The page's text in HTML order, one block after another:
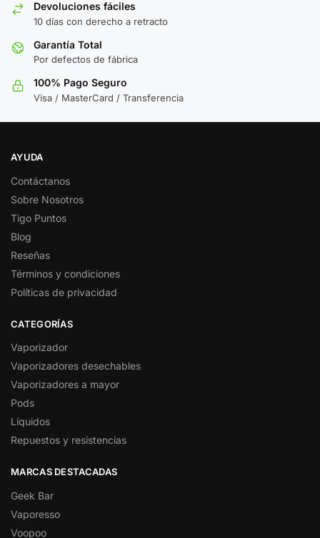
Devoluciones fáciles
10 días con derecho a retracto
Garantía Total
Por defectos de fábrica
100% Pago Seguro
Visa / MasterCard / Transferencia
AYUDA
Contáctanos
Sobre Nosotros
Tigo Puntos
Blog
Reseñas
Términos y condiciones
Políticas de privacidad
CATEGORÍAS
Vaporizador
Vaporizadores desechables
Vaporizadores a mayor
Pods
Líquidos
Repuestos y resistencias
MARCAS DESTACADAS
Geek Bar
Vaporesso
Voopoo